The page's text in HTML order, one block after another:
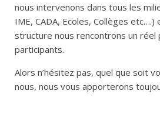
nous intervenons dans tous les
IME, CADA, Ecoles, Collèges etc….)
structure nous rencontrons un réel
participants.
Alors n’hésitez pas, quel que soit
nous, nous vous apporterons